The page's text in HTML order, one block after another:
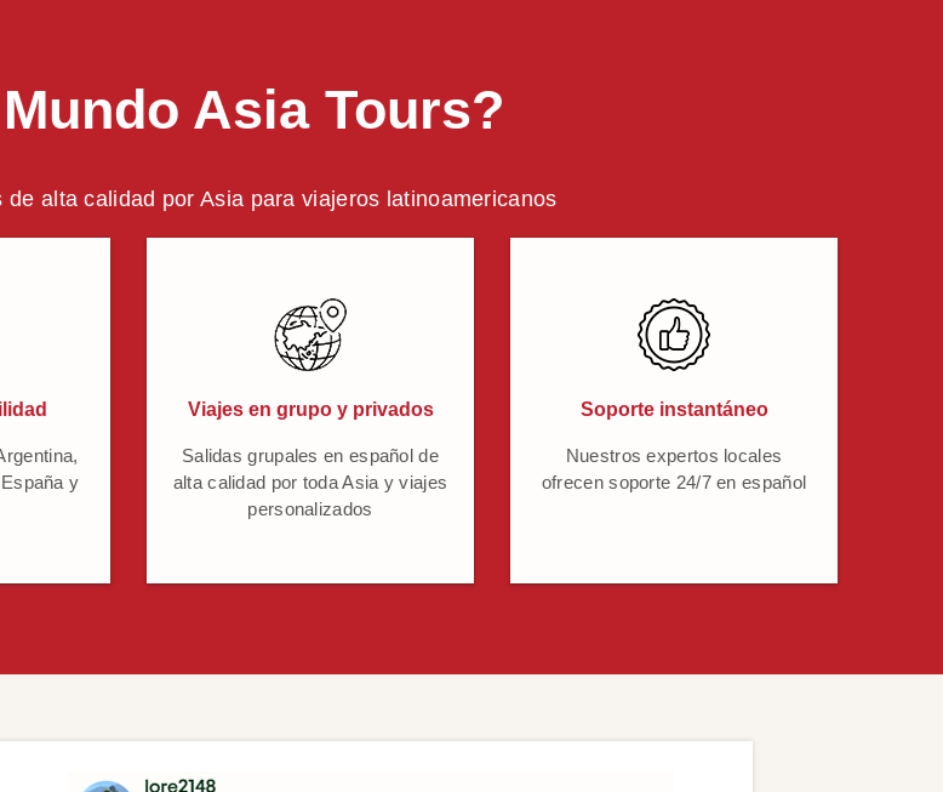
Asia Tours?
alta calidad por Asia para viajeros latinoamericanos
y
Viajes en grupo y privados
Salidas grupales en español de
alta calidad por toda Asia y viajes
personalizados
Soporte instantáneo
Nuestros expertos locales
ofrecen soporte 24/7 en español